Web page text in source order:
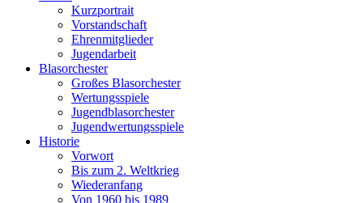
Kurzportrait
Vorstandschaft
Ehrenmitglieder
Jugendarbeit
Blasorchester
Großes Blasorchester
Wertungsspiele
Jugendblasorchester
Jugendwertungsspiele
Historie
Vorwort
Bis zum 2. Weltkrieg
Wiederanfang
Von 1960 bis 1989